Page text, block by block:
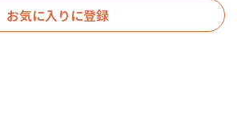
お気に入りに登録